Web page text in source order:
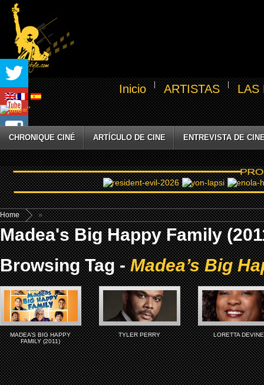
Inicio ARTISTAS LAS
CHRONIQUE CINÉ ARTÍCULO DE CINE ENTREVISTA DE
Home »
Madea's Big Happy Family
Browsing Tag -Madea’s Big
MADEA’S BIG HAPPY
FAMILY (2011)
TYLER PERRY LORETTA DEVINE